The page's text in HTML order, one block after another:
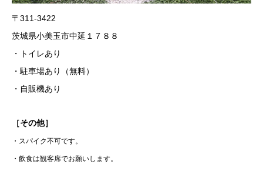
〒311-3422
茨城県小美玉市中延１７８８
・トイレあり
・駐車場あり（無料）
・自販機あり
［その他］
・スパイク不可です。
・飲食は観客席でお願いします。